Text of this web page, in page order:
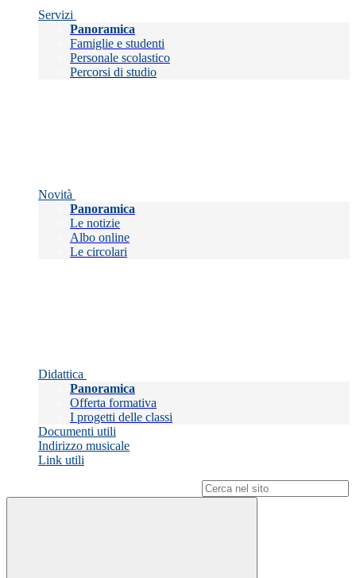
Servizi
Panoramica
Famiglie e studenti
Personale scolastico
Percorsi di studio
Novità
Panoramica
Le notizie
Albo online
Le circolari
Didattica
Panoramica
Offerta formativa
I progetti delle classi
Documenti utili
Indirizzo musicale
Link utili